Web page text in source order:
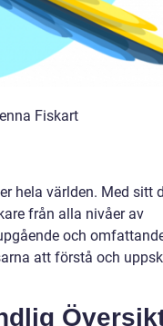
Fiskart
hela världen. Med sitt
från alla nivåer av
och
att förstå och